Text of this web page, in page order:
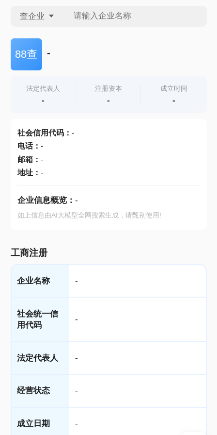
查企业
查企业
查产地
88查 -
法定代表人
-
注册资本
-
成立时间
-
社会信用代码： -
电话： -
邮箱： -
地址： -
企业信息概览： -
如上信息由AI大模型全网搜索生成，请甄别使用!
工商注册
企业名称 -
社会统一信
用代码
-
法定代表人 -
经营状态 -
成立日期 -